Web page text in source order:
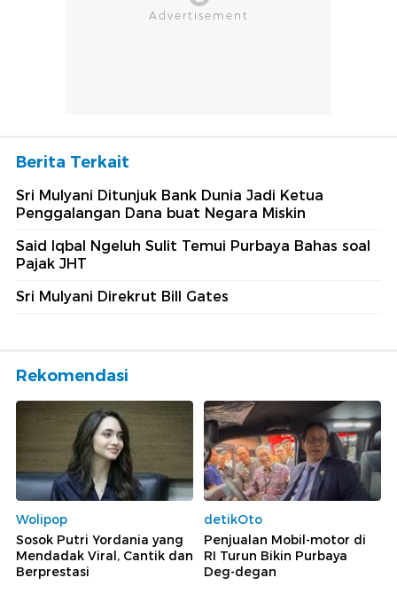
Berita Terkait
Sri Mulyani Ditunjuk Bank Dunia Jadi Ketua
Penggalangan Dana buat Negara Miskin
Said Iqbal Ngeluh Sulit Temui Purbaya Bahas soal
Pajak JHT
Sri Mulyani Direkrut Bill Gates
Rekomendasi
Wolipop
Sosok Putri Yordania yang
Mendadak Viral, Cantik dan
Berprestasi
detikOto
Penjualan Mobil-motor di
RI Turun Bikin Purbaya
Deg-degan